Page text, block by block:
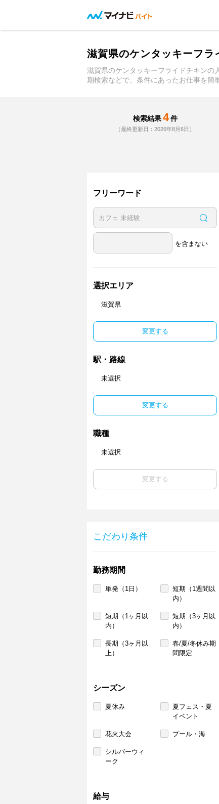
滋賀県のケンタッキーフラ
滋賀県のケンタッキーフライドチキンの
期検索などで、条件にあったお仕事を簡
検索結果 4 件
（最終更新日：2026年8月6日）
フリーワード
を含まない
選択エリア
滋賀県
変更する
駅・路線
未選択
変更する
職種
未選択
変更する
こだわり条件
勤務期間
単発（1日）
短期（1週間以
内）
短期（1ヶ月以
内）
短期（3ヶ月以
内）
長期（3ヶ月以
上）
春/夏/冬休み期
間限定
シーズン
夏休み
夏フェス・夏
イベント
花火大会 プール・海
シルバーウィ
ーク
給与